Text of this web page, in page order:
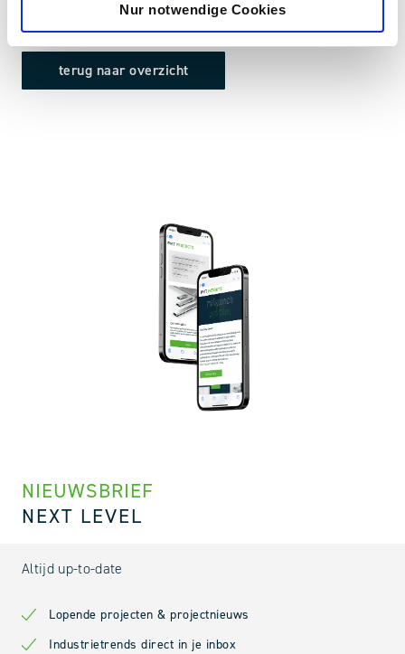
Nur notwendige Cookies
terug naar overzicht
NIEUWSBRIEF
NEXT LEVEL
Altijd up-to-date
Lopende projecten & projectnieuws
Industrietrends direct in je inbox